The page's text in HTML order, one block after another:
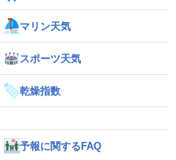
マリン天気
スポーツ天気
乾燥指数
予報に関するFAQ